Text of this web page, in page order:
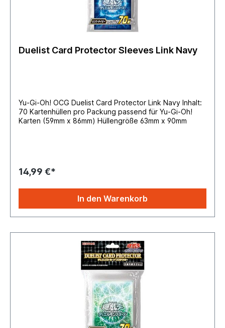
Duelist Card Protector Sleeves Link Navy
Yu-Gi-Oh! OCG Duelist Card Protector Link Navy Inhalt:
70 Kartenhüllen pro Packung passend für Yu-Gi-Oh!
Karten (59mm x 86mm) Hüllengröße 63mm x 90mm
14,99 €*
In den Warenkorb